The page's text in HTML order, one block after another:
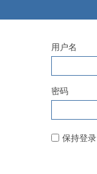
用户名
密码
保持登录